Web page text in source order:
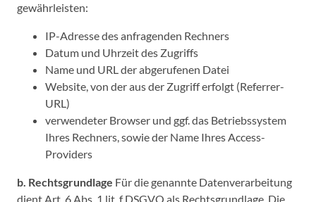
gewährleisten:
IP-Adresse des anfragenden Rechners
Datum und Uhrzeit des Zugriffs
Name und URL der abgerufenen Datei
Website, von der aus der Zugriff erfolgt (Referrer-
URL)
verwendeter Browser und ggf. das Betriebssystem
Ihres Rechners, sowie der Name Ihres Access-
Providers
b. Rechtsgrundlage Für die genannte Datenverarbeitung
dient Art. 6 Abs. 1 lit. f DSGVO als Rechtsgrundlage. Die